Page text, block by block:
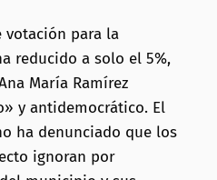
votación para la
reducido a solo el 5%,
María Ramírez
y antidemocrático. El
ha denunciado que los
ignoran por